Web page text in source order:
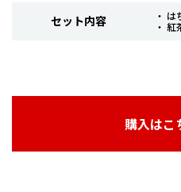
セット内容
・
・
購入はこ